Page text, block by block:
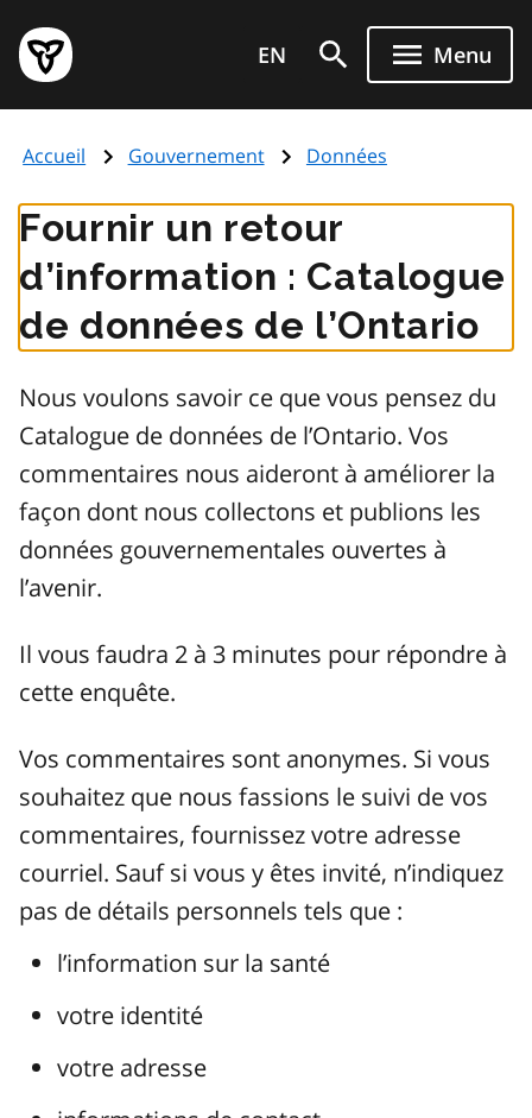
au
contenu
principal
Page
d'accueil
de
EN Menu
Accueil Gouvernement Données
Fournir un retour
d’information : Catalogue
de données de l’Ontario
Nous voulons savoir ce que vous pensez du
Catalogue de données de l’Ontario. Vos
commentaires nous aideront à améliorer la
façon dont nous collectons et publions les
données gouvernementales ouvertes à
l’avenir.
Il vous faudra 2 à 3 minutes pour répondre à
cette enquête.
Vos commentaires sont anonymes. Si vous
souhaitez que nous fassions le suivi de vos
commentaires, fournissez votre adresse
courriel. Sauf si vous y êtes invité, n’indiquez
pas de détails personnels tels que :
l’information sur la santé
votre identité
votre adresse